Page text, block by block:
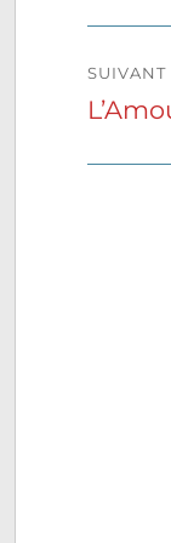
SUIVANT